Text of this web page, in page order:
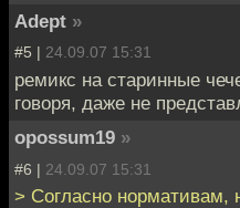
Adept »
#5 | 24.09.07 15:31
ремикс на старинные
говоря, даже не
opossum19 »
#6 | 24.09.07 15:31
> Согласно нормативам,